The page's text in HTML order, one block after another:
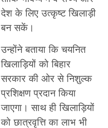
देश के लिए उत्कृष्ट खिलाड़ी
बन सकें।
उन्होंने बताया कि चयनित
खिलाड़ियों को बिहार
सरकार की ओर से निशुल्क
प्रशिक्षण प्रदान किया
जाएगा। साथ ही खिलाड़ियों
को छात्रवृत्ति का लाभ भी